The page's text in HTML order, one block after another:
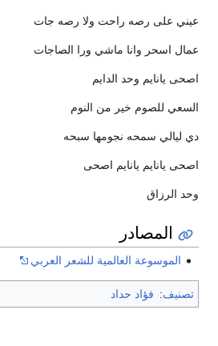
عيني على رصه راحت ولا رصه جات
عمال اسحر وانا ماشي ورا الصاجات
اصحى يانايم وحد الدايم
السعي للصوم خير من النوم
دي ليالي سمحه نجومها سبحه
اصحى يانايم يانايم اصحى
وحد الرزاق
المصادر
الموسوعة العالمية للشعر العربي
تصنيف: فؤاد حداد